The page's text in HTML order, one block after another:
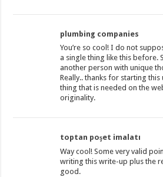
plumbing companies
You’re so cool! I do not
a single thing like this before.
another person with unique
Really.. thanks for starting
thing that is needed on the
originality.
toptan poşet imalatı
Way cool! Some very valid
writing this write-up plus the
good.